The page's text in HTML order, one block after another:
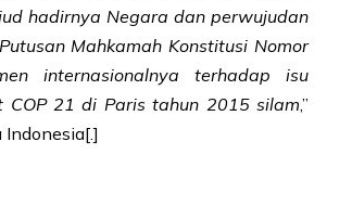
hadirnya Negara dan perwujudan
Mahkamah Konstitusi Nomor
internasionalnya terhadap isu
COP 21 di Paris tahun 2015 silam,”